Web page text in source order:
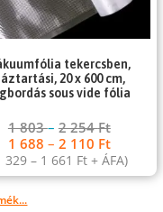
tekercsben,
20 x 600 cm,
sous vide fólia
1 803– 2 254Ft
1 688 – 2 110 Ft
329 – 1 661 Ft+ ÁFA)